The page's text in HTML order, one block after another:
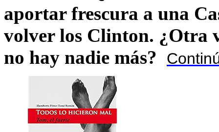
aportar frescura a una
volver los Clinton. ¿Otra
no hay nadie más?